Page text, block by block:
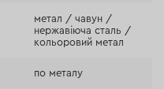
метал / чавун /
нержавіюча сталь /
кольоровий метал
по металу